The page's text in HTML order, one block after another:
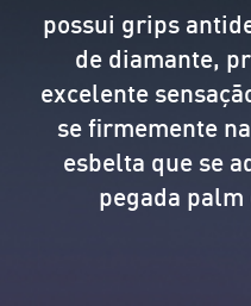
possui grips
de diamante,
excelente
se firmemente
esbelta que se
pegada